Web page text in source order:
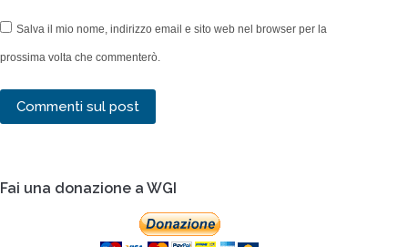
Salva il mio nome, indirizzo email e sito web nel browser per la
prossima volta che commenterò.
Commenti sul post
Fai una donazione a WGI